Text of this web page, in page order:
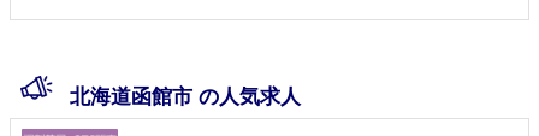
北海道函館市 の人気求人